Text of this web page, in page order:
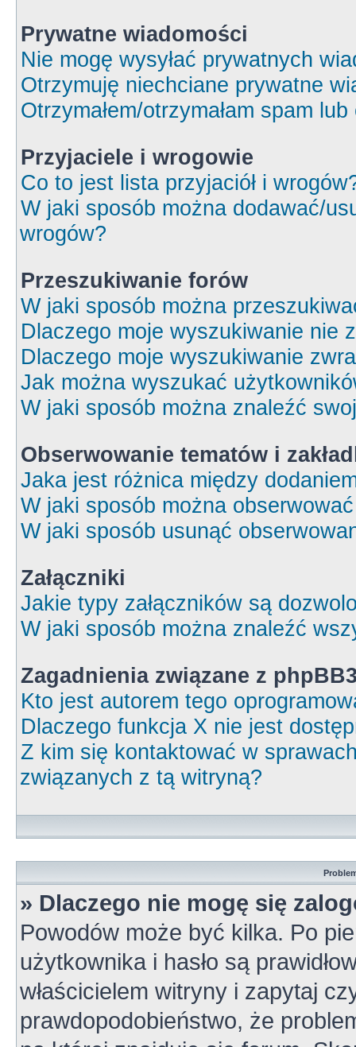
Prywatne wiadomości
Nie mogę wysyłać prywatnych
Otrzymuję niechciane prywatne
Otrzymałem/otrzymałam spam
Przyjaciele i wrogowie
Co to jest lista przyjaciół i
W jaki sposób można dodawać/
wrogów?
Przeszukiwanie forów
W jaki sposób można
Dlaczego moje wyszukiwanie nie
Dlaczego moje wyszukiwanie
Jak można wyszukać
W jaki sposób można znaleźć
Obserwowanie tematów i
Jaka jest różnica między
W jaki sposób można
W jaki sposób usunąć
Załączniki
Jakie typy załączników są
W jaki sposób można znaleźć
Zagadnienia związane z
Kto jest autorem tego
Dlaczego funkcja X nie jest
Z kim się kontaktować w
związanych z tą witryną?
» Dlaczego nie mogę się
Powodów może być kilka. Po
użytkownika i hasło są
właścicielem witryny i zapytaj
prawdopodobieństwo, że